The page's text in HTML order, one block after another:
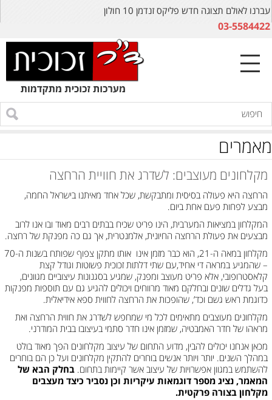
עברנו לאולם תצוגה חדש פליקס זנדמן 10 חולון
03-5584422
מאמרים
מקלחונים מעוצבים: לשדרג את חוויית הרחצה
הרחצה היא פעולה בסיסית ומתבקשת, שכל אחד מאיתנו בישראל החמה,
מבצע לפחות פעם אחת ביום.
המקלחון במציאות המערבית, הינו פריט שכיח בבתים רבים מאוד ובו אנו לרוב
מבצעים את פעולת הרחצה החיונית, אלמנטרית, אך גם כה מפנקת של רחצה.
מקלחון במאה ה-21, הוא כבר מזמן אינו אותו מתקן צפוף שפותח בשנות ה-70
– שהמגיע במראה די אחיד,עם שתי דלתות זכוכית פשוטות וגודל קצת
קלאסטרופובי, אלא פריט מעוצב ומפנק, שמגיע בסגנונות עיצוביים מגוונים,
בעל גדלים שונים ובחלקם מאוד מרווחים ויכולים להגיע גם עם תוספות מפנקות
כדוגמת ראש גשם וכד’, שהופכות את הרחצה לחווית ספא אידיאלית.
מקלחונים מעוצבים מתאימים לכל מי שמחפש לשדרג את חווית הרחצה ואת
מראהו של חדר האמבטיה, שמזמן אינו חדר סתמי בעיצובו בבית המודרני.
מכאן אנחנו יכולים להבין, מדוע התחום של עיצוב מקלחונים הפך מאוד בולט
במהלך השנים. יותר ויותר אנשים בוחרים להתקין מקלחונים ועל כן הם בוחרים
להשתמש במגוון אפשרויות של עיצוב אשר קיימות בתחום. בחלק הבא של
המאמר, נציג מספר דוגמאות עיקריות וכן נסביר כיצד מעצבים
מקלחון בצורה פרקטית.